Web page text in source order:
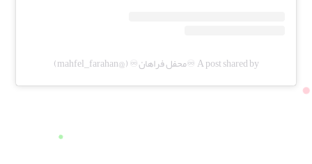
A post shared by ♾️محفل فراهان♾️ (@mahfel_farahan)